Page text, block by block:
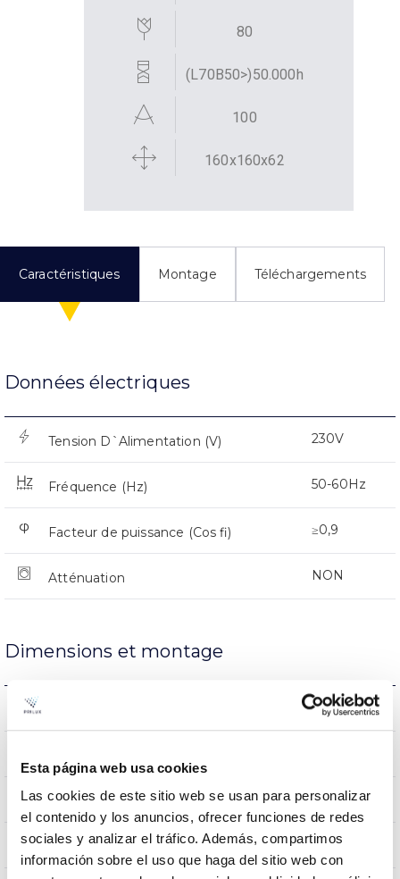
Esta página web usa cookies
Las cookies de este sitio web se usan para personalizar
el contenido y los anuncios, ofrecer funciones de redes
sociales y analizar el tráfico. Además, compartimos
información sobre el uso que haga del sitio web con
80
(L70B50>)50.000h
100
160x160x62
Caractéristiques Montage Téléchargements
Données électriques
Tension D`Alimentation (V) 230V
Fréquence (Hz) 50-60Hz
Facteur de puissance (Cos fi) ≥0,9
Atténuation NON
Dimensions et montage
Empalmable NON
Éclairage Directa